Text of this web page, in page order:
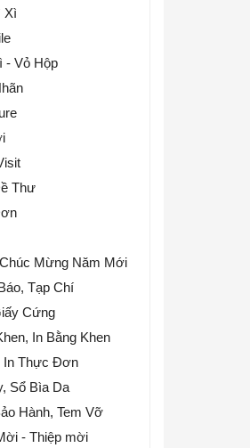
Xì
- Vỏ Hộp
Thư
Mừng Năm Mới
Tạp Chí
Cứng
In Bằng Khen
In Thực Đơn
Sổ Bìa Da
Hành, Tem Vỡ
- Thiệp mời